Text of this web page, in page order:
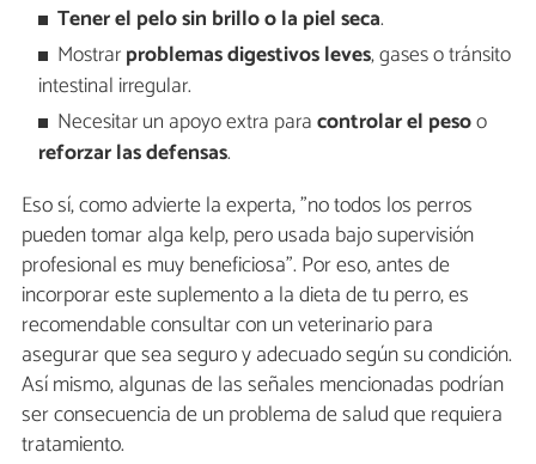
Tener el pelo sin brillo o la piel seca.
Mostrarproblemas digestivos leves, gases o tránsito
intestinal irregular.
Necesitar un apoyo extra paracontrolar el pesoo
reforzar las defensas.
Eso sí, como advierte la experta, "no todos los perros
pueden tomar alga kelp, pero usada bajo supervisión
profesional es muy beneficiosa". Por eso, antes de
incorporar este suplemento a la dieta de tu perro, es
recomendable consultar con un veterinario para
asegurar que sea seguro y adecuado según su condición.
Así mismo, algunas de las señales mencionadas podrían
ser consecuencia de un problema de salud que requiera
tratamiento.